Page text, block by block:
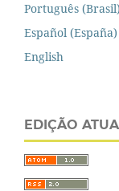
Português (Brasil)
Español (España)
English
EDIÇÃO